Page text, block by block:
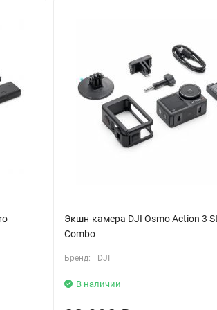
неблагоприятных условиях, при этом
подзарядки обеспечат 80% заряда и до 2-х
HorizonSteady горизонт остается
Gorilla Glass, которое противостоит
для видеоблогеров и кадрирования
Экшн-камера DJI Osmo Action 3
Combo
Бренд: DJI
В наличии